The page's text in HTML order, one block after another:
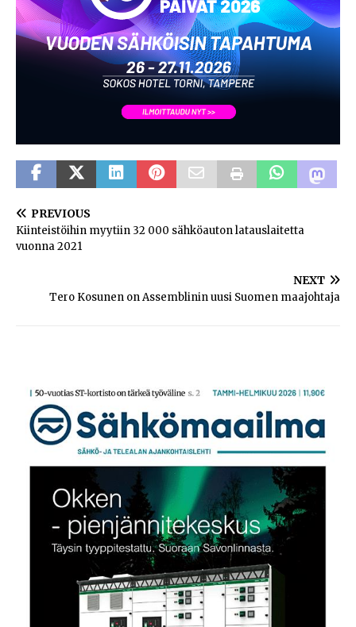
PREVIOUS
Kiinteistöihin myytiin 32 000 sähköauton latauslaitetta
vuonna 2021
NEXT
Tero Kosunen on Assemblinin uusi Suomen maajohtaja